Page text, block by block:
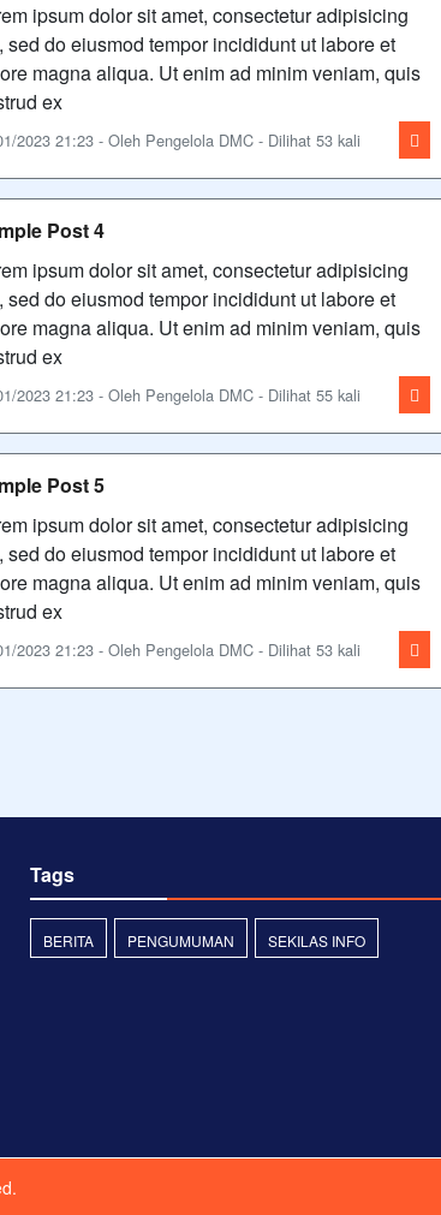
ipsum dolor sit amet, consectetur adipisicing
sed do eiusmod tempor incididunt ut labore et
magna aliqua. Ut enim ad minim veniam, quis
ex
2023 21:23 - Oleh Pengelola DMC - Dilihat 53 kali
Post 4
ipsum dolor sit amet, consectetur adipisicing
sed do eiusmod tempor incididunt ut labore et
magna aliqua. Ut enim ad minim veniam, quis
ex
2023 21:23 - Oleh Pengelola DMC - Dilihat 55 kali
Post 5
ipsum dolor sit amet, consectetur adipisicing
sed do eiusmod tempor incididunt ut labore et
magna aliqua. Ut enim ad minim veniam, quis
ex
2023 21:23 - Oleh Pengelola DMC - Dilihat 53 kali
Tags
BERITA PENGUMUMAN SEKILAS INFO